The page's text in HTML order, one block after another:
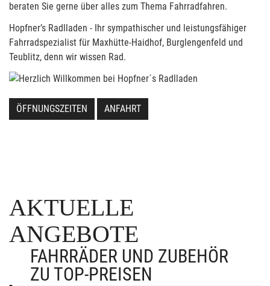
beraten Sie gerne über alles zum Thema Fahrradfahren.
Hopfner’s Radlladen - Ihr sympathischer und leistungsfähiger
Fahrradspezialist für Maxhütte-Haidhof, Burglengenfeld und
Teublitz, denn wir wissen Rad.
ÖFFNUNGSZEITEN ANFAHRT
AKTUELLE
ANGEBOTE
FAHRRÄDER UND ZUBEHÖR
ZU TOP-PREISEN